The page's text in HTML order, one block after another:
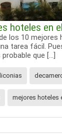
hoteles en
los 10 mejores
tarea fácil.
que […]
mejores hoteles